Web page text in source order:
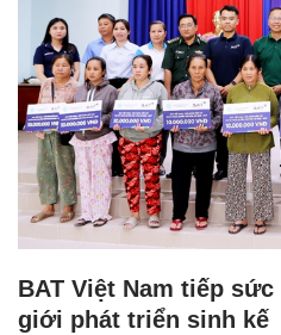
BAT Việt Nam tiếp
giới phát triển sinh kế